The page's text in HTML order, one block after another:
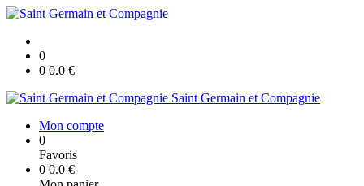
0
0 0.0 €
Saint Germain et Compagnie
Mon compte
0
Favoris
0 0.0 €